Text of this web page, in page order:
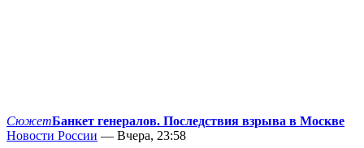
СюжетБанкет генералов. Последствия взрыва в Москве
Новости России — Вчера, 23:58